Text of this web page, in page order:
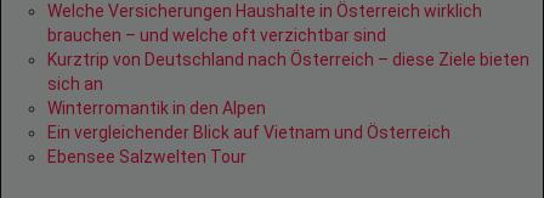
Welche Versicherungen Haushalte in Österreich wirklich
brauchen – und welche oft verzichtbar sind
Kurztrip von Deutschland nach Österreich – diese Ziele bieten
sich an
Winterromantik in den Alpen
Ein vergleichender Blick auf Vietnam und Österreich
Ebensee Salzwelten Tour